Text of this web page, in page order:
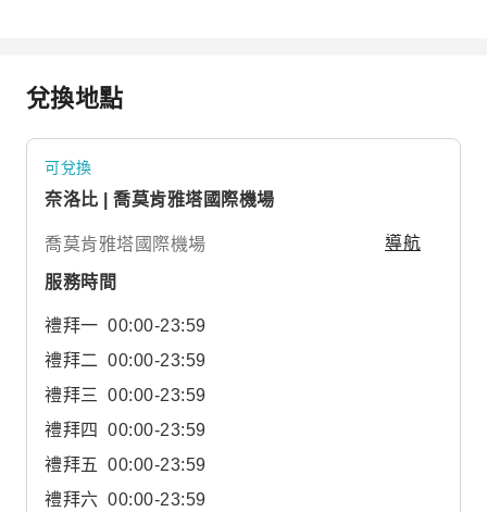
兌換地點
可兌換
奈洛比 | 喬莫肯雅塔國際機場
喬莫肯雅塔國際機場 導航
服務時間
禮拜一 00:00-23:59
禮拜二 00:00-23:59
禮拜三
00:00-23:59
禮拜四
00:00-23:59
禮拜五
00:00-23:59
禮拜六 00:00-23:59